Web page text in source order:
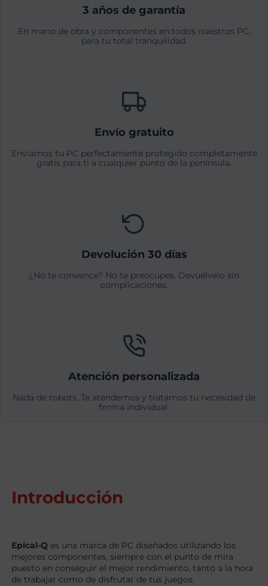
3 años de garantía
En mano de obra y componentes en todos nuestros PC,
para tu total tranquilidad.
Envío gratuito
Envíamos tu PC perfectamente protegido completamente
gratis para ti a cualquier punto de la península.
Devolución 30 días
¿No te convence? No te preocupes. Devuélvelo sin
complicaciones.
Atención personalizada
Nada de robots. Te atendemos y tratamos tu necesidad de
forma individual.
Introducción
Epical-Q es una marca de PC diseñados utilizando los
mejores componentes, siempre con el punto de mira
puesto en conseguir el mejor rendimiento, tanto a la hora
de trabajar como de disfrutar de tus juegos.